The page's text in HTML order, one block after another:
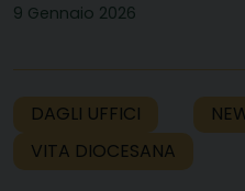
9 Gennaio 2026
DAGLI UFFICI
VITA DIOCESANA